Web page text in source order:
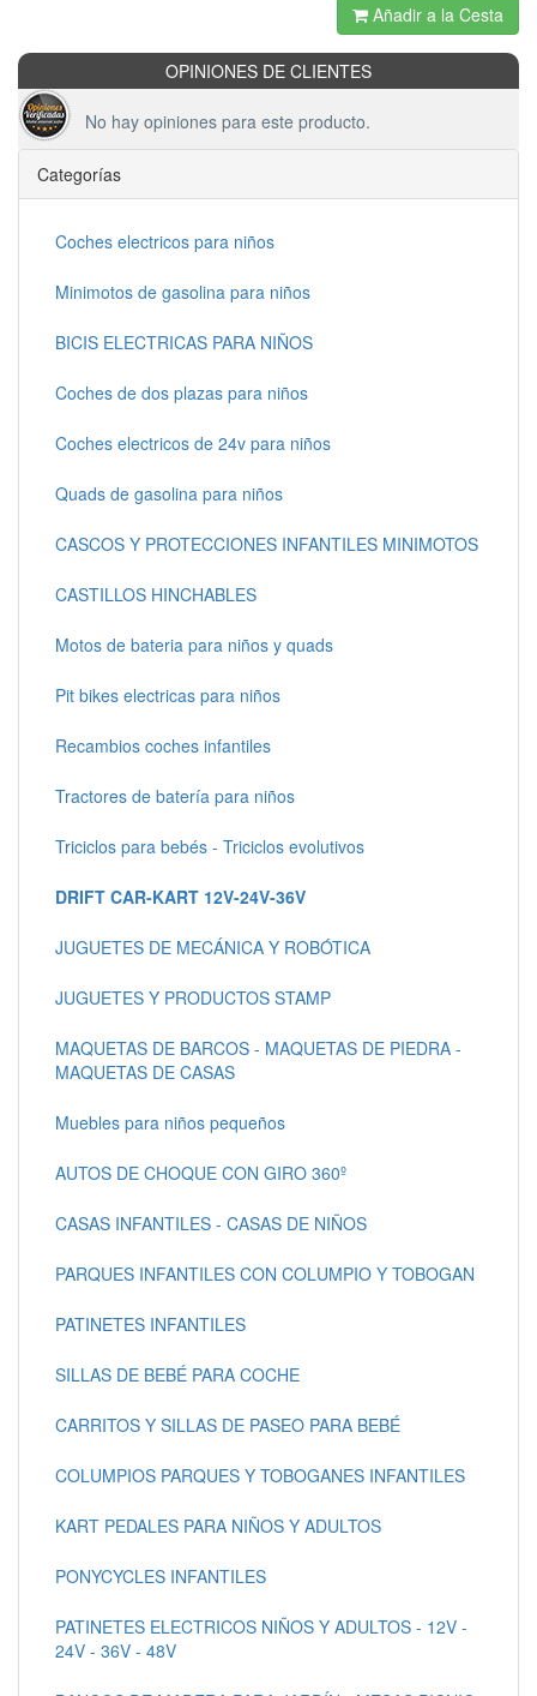
Añadir a la Cesta
OPINIONES DE CLIENTES
No hay opiniones para este producto.
Categorías
Coches electricos para niños
Minimotos de gasolina para niños
BICIS ELECTRICAS PARA NIÑOS
Coches de dos plazas para niños
Coches electricos de 24v para niños
Quads de gasolina para niños
CASCOS Y PROTECCIONES INFANTILES MINIMOTOS
CASTILLOS HINCHABLES
Motos de bateria para niños y quads
Pit bikes electricas para niños
Recambios coches infantiles
Tractores de batería para niños
Triciclos para bebés - Triciclos evolutivos
DRIFT CAR-KART 12V-24V-36V
JUGUETES DE MECÁNICA Y ROBÓTICA
JUGUETES Y PRODUCTOS STAMP
MAQUETAS DE BARCOS - MAQUETAS DE PIEDRA -
MAQUETAS DE CASAS
Muebles para niños pequeños
AUTOS DE CHOQUE CON GIRO 360º
CASAS INFANTILES - CASAS DE NIÑOS
PARQUES INFANTILES CON COLUMPIO Y TOBOGAN
PATINETES INFANTILES
SILLAS DE BEBÉ PARA COCHE
CARRITOS Y SILLAS DE PASEO PARA BEBÉ
COLUMPIOS PARQUES Y TOBOGANES INFANTILES
KART PEDALES PARA NIÑOS Y ADULTOS
PONYCYCLES INFANTILES
PATINETES ELECTRICOS NIÑOS Y ADULTOS - 12V -
24V - 36V - 48V